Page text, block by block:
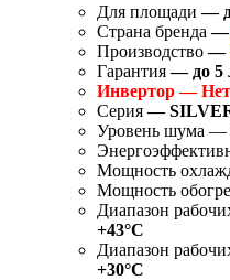
Для площади —
Страна бренда—
Производство—
Гарантия— до 5
Инвертор — Нет
Серия—
Уровень шума —
Мощность
Мощность
Диапазон
+43°C
Диапазон
+30°C